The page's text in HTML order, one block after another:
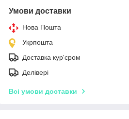
Умови доставки
Нова Пошта
Укрпошта
Доставка кур'єром
Делівері
Всі умови доставки